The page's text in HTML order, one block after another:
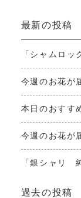
最新の投稿
「シャムロ
今週のお花が
本日のおすす
今週のお花が
「銀シャリ
過去の投稿